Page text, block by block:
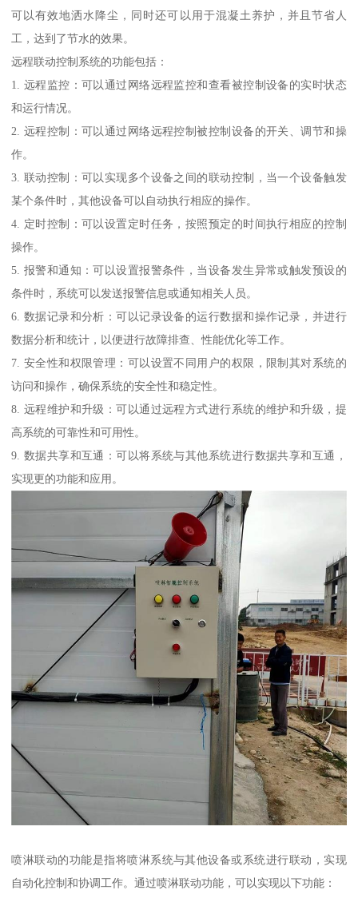
可以有效地洒水降尘，同时还可以用于混凝土养护，并且节省人
工，达到了节水的效果。
远程联动控制系统的功能包括：
1. 远程监控：可以通过网络远程监控和查看被控制设备的实时状态
和运行情况。
2. 远程控制：可以通过网络远程控制被控制设备的开关、调节和操
作。
3. 联动控制：可以实现多个设备之间的联动控制，当一个设备触发
某个条件时，其他设备可以自动执行相应的操作。
4. 定时控制：可以设置定时任务，按照预定的时间执行相应的控制
操作。
5. 报警和通知：可以设置报警条件，当设备发生异常或触发预设的
条件时，系统可以发送报警信息或通知相关人员。
6. 数据记录和分析：可以记录设备的运行数据和操作记录，并进行
数据分析和统计，以便进行故障排查、性能优化等工作。
7. 安全性和权限管理：可以设置不同用户的权限，限制其对系统的
访问和操作，确保系统的安全性和稳定性。
8. 远程维护和升级：可以通过远程方式进行系统的维护和升级，提
高系统的可靠性和可用性。
9. 数据共享和互通：可以将系统与其他系统进行数据共享和互通，
实现更的功能和应用。
喷淋联动的功能是指将喷淋系统与其他设备或系统进行联动，实现
自动化控制和协调工作。通过喷淋联动功能，可以实现以下功能：